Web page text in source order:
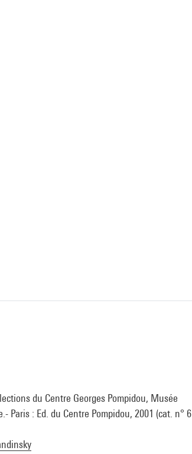
du Centre Georges Pompidou, Musée
Paris : Ed. du Centre Pompidou, 2001 (cat. n° 6